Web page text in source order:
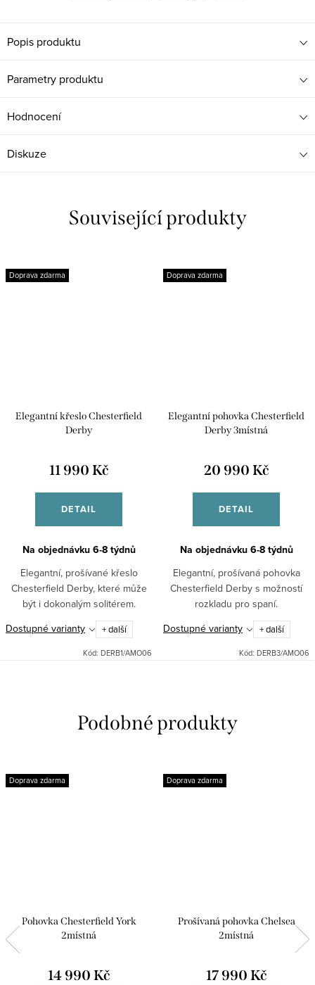
Popis produktu
Parametry produktu
Hodnocení
Diskuze
Související produkty
Doprava zdarma
Elegantní křeslo Chesterfield
Derby
11 990 Kč
DETAIL
Na objednávku 6-8 týdnů
Elegantní, prošívané křeslo
Chesterfield Derby, které může
být i dokonalým solitérem.
Dostupné varianty
+ další
Kód: DERB1/AMO06
Doprava zdarma
Elegantní pohovka Chesterfield
Derby 3místná
20 990 Kč
DETAIL
Na objednávku 6-8 týdnů
Elegantní, prošívaná pohovka
Chesterfield Derby s možností
rozkladu pro spaní.
Dostupné varianty
+ další
Kód: DERB3/AMO06
Doprava zdarma
Pohovka Chesterfield York
2místná
14 990 Kč
Doprava zdarma
Prošívaná pohovka Chelsea
2místná
17 990 Kč